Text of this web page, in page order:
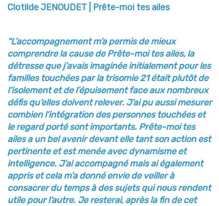
Clotilde JENOUDET | Prête-moi tes ailes
“L’accompagnement m’a permis de mieux
comprendre la cause de Prête-moi tes ailes, la
détresse quej’avais imaginée initialement pour les
familles touchées par la trisomie 21 était plutôt de
l’isolementet de l’épuisement face aux nombreux
défis qu’elles doivent relever. J’ai pu aussi mesurer
combienl’intégration des personnes touchées et
le regard porté sont importants. Prête-moi tes
ailes a un belavenir devant elle tant son action est
pertinente et est menée avec dynamisme et
intelligence. J’aiaccompagné mais ai également
appris et cela m’a donné envie de veiller à
consacrer du temps àdes sujets qui nous rendent
utile pour l’autre. Je resterai, après la fin de cet